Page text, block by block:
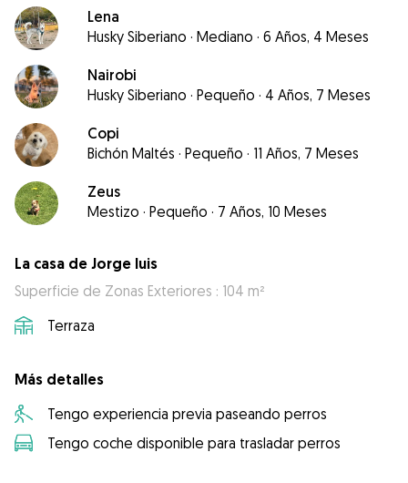
Lena
Husky Siberiano · Mediano · 6 Años, 4 Meses
Nairobi
Husky Siberiano · Pequeño · 4 Años, 7 Meses
Copi
Bichón Maltés · Pequeño · 11 Años, 7 Meses
Zeus
Mestizo · Pequeño · 7 Años, 10 Meses
La casa de Jorge luis
Superficie de Zonas Exteriores : 104 m²
Terraza
Más detalles
Tengo experiencia previa paseando perros
Tengo coche disponible para trasladar perros